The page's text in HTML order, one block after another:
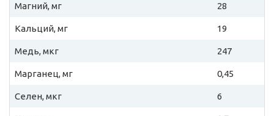
Магний, мг 28
Кальций, мг 19
Медь, мкг 247
Марганец, мг 0,45
Селен, мкг 6